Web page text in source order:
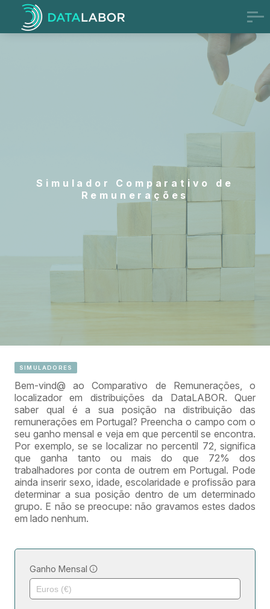
Simulador Comparativo de
Remunerações
SIMULADORES
Bem-vind@ ao Comparativo de Remunerações, o
localizador em distribuições da DataLABOR. Quer
saber qual é a sua posição na distribuição das
remunerações em Portugal? Preencha o campo com o
seu ganho mensal e veja em que percentil se encontra.
Por exemplo, se se localizar no percentil 72, significa
que ganha tanto ou mais do que 72% dos
trabalhadores por conta de outrem em Portugal. Pode
ainda inserir sexo, idade, escolaridade e profissão para
determinar a sua posição dentro de um determinado
grupo. E não se preocupe: não gravamos estes dados
em lado nenhum.
Ganho Mensal